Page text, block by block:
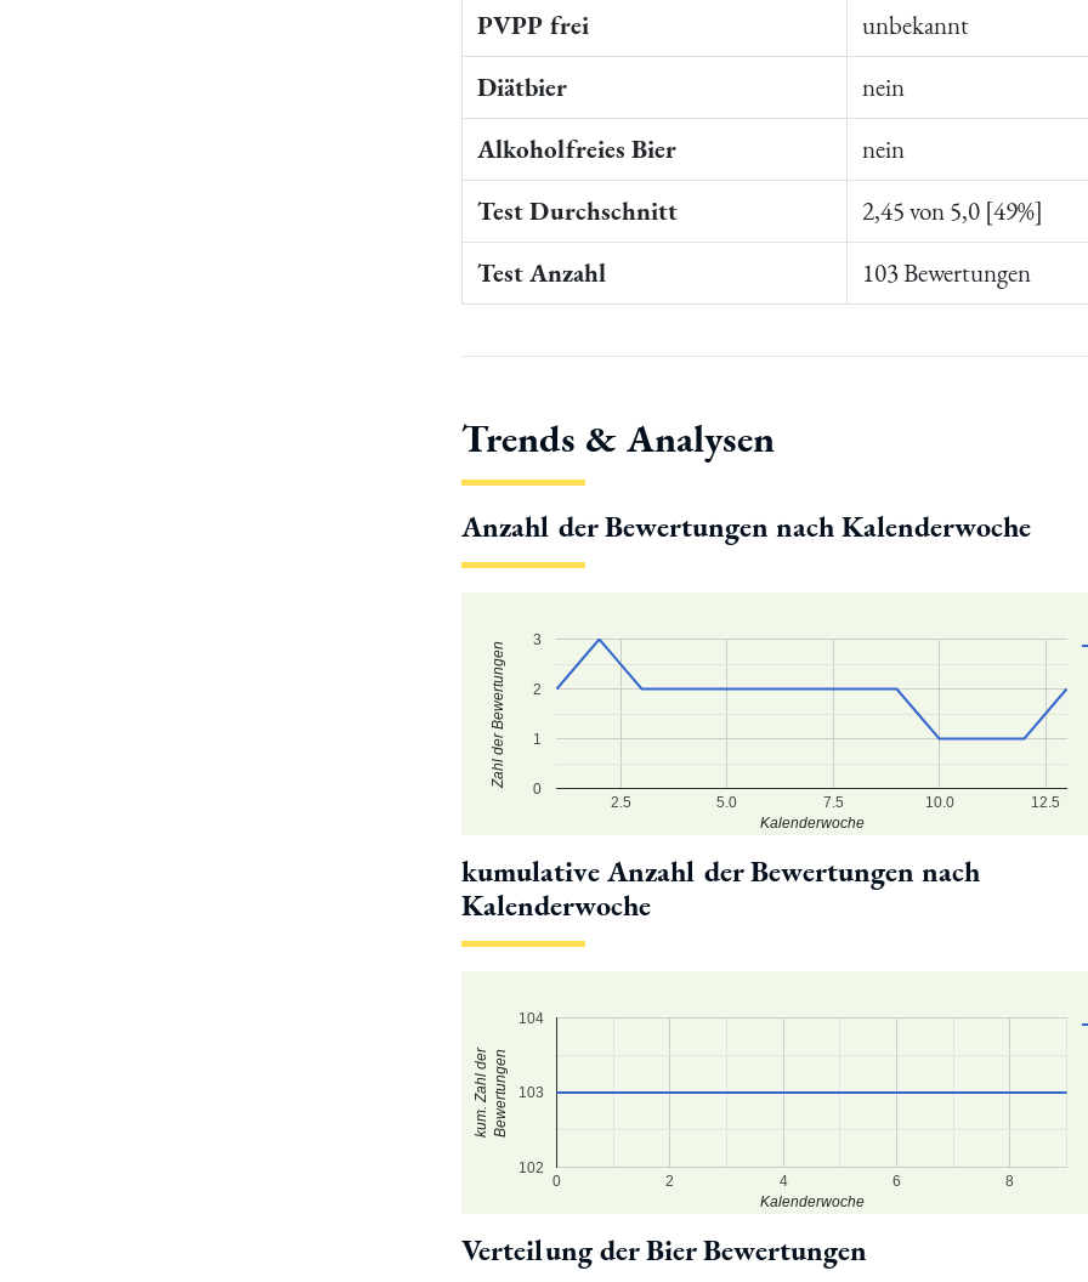
PVPP frei
unbekannt
Diätbier
nein
Alkoholfreies Bier
nein
Test Durchschnitt
2,45 von 5,0 [49%]
Test Anzahl
103 Bewertungen
Trends & Analysen
Anzahl der Bewertungen nach Kalenderwoche
2.5 5.0 7.5 10.0 12.5
0
1
2
3
Kalenderwoche
Zahl der Bewertungen
kumulative Anzahl der Bewertungen nach
Kalenderwoche
0 2 4 6 8
102
103
104
Kalenderwoche
kum. Zahl derBewertungen
Verteilung der Bier Bewertungen